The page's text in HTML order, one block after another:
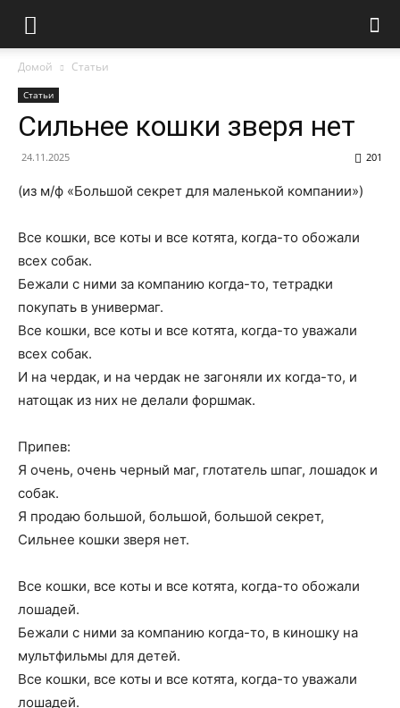
Домой Статьи
Статьи
Сильнее кошки зверя нет
24.11.2025 201
(из м/ф «Большой секpет для маленькой компании»)
Все кошки, все коты и все котята, когда-то обожали
всех собак.
Бежали с ними за компанию когда-то, тетрадки
покупать в универмаг.
Все кошки, все коты и все котята, когда-то уважали
всех собак.
И на чердак, и на чердак не загоняли их когда-то, и
натощак из них не делали форшмак.
Припев:
Я очень, очень черный маг, глотатель шпаг, лошадок и
собак.
Я продаю большой, большой, большой секрет,
Сильнее кошки зверя нет.
Bсе кошки, все коты и все котята, когда-то обожали
лошадей.
Бежали с ними за компанию когда-то, в киношку на
мультфильмы для детей.
Bсе кошки, все коты и все котята, когда-то уважали
лошадей.